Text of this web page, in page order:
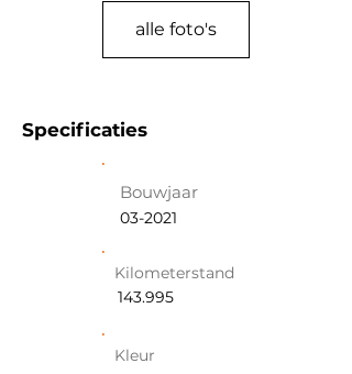
alle foto's
Specificaties
Bouwjaar
03-2021
Kilometerstand
143.995
Kleur